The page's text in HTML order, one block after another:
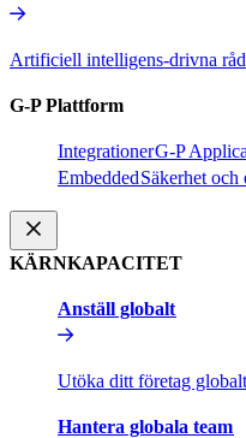
Artificiell intelligens-drivna
G-P Plattform​​
Integrationer​​G-P
Embedded​​Säkerhet och
KÄRNKAPACITET​​
Anställ globalt​​
Utöka ditt företag
Hantera globala team​​